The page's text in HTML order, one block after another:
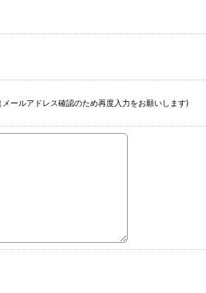
メールアドレス確認のため再度入力をお願いします)